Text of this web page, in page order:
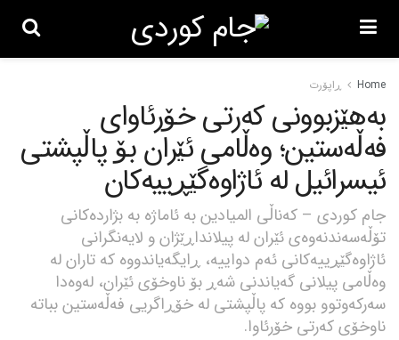
Home ڕاپۆرت
بەهێزبوونی کەرتی خۆرئاوای
فەڵەستین؛ وەڵامی ئێران بۆ پاڵپشتی
ئیسرائیل لە ئاژاوەگێڕییەکان
جام کوردی – کەناڵی المیادین بە ئاماژە بە بژاردەکانی
تۆڵەسەندنەوەی ئێران لە پیلانداڕێژان و لایەنگرانی
ئاژاوەگێڕییەکانی ئەم دواییە، ڕایگەیاندووە کە تاران لە
وەڵامی پیلانی گەیاندنی شەڕ بۆ ناوخۆی ئێران، لەوەدا
سەرکەوتوو بووە کە پاڵپشتی لە خۆڕاگریی فەڵەستین بباتە
ناوخۆی کەرتی خۆرئاوا.